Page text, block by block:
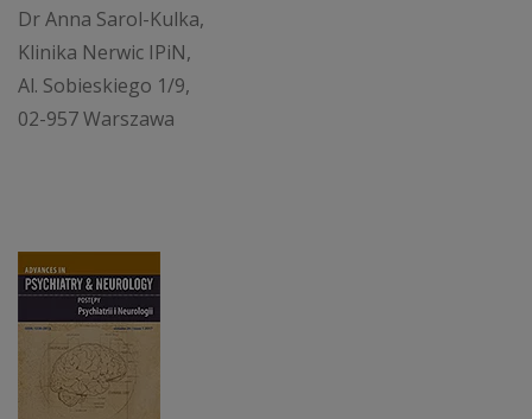
Dr Anna Sarol-Kulka,
Klinika Nerwic IPiN,
Al. Sobieskiego 1/9,
02-957 Warszawa